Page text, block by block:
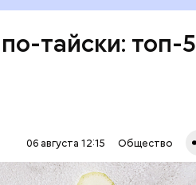
тайски: топ-5
06 августа 12:15 Общество